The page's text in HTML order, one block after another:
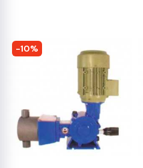
-10%